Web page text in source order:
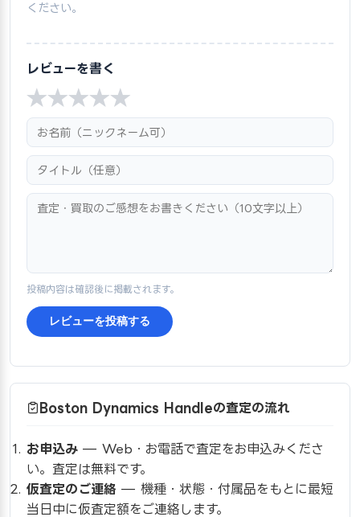
ください。
レビューを書く
★
★
★
★
★
投稿内容は確認後に掲載されます。
レビューを投稿する
Boston Dynamics Handleの査定の流れ
お申込み — Web・お電話で査定をお申込みくださ
い。査定は無料です。
仮査定のご連絡 — 機種・状態・付属品をもとに最短
当日中に仮査定額をご連絡します。